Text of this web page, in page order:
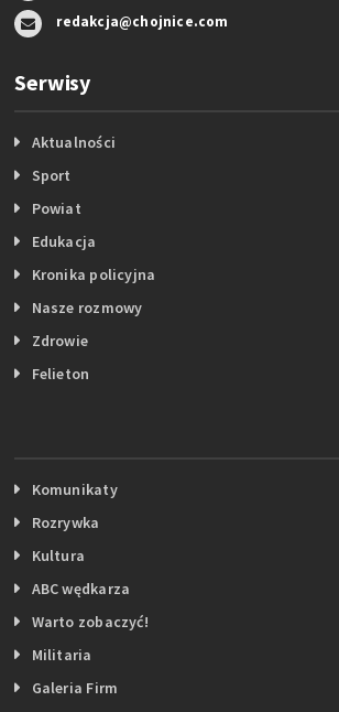
redakcja@chojnice.com
Serwisy
Aktualności
Sport
Powiat
Edukacja
Kronika policyjna
Nasze rozmowy
Zdrowie
Felieton
Komunikaty
Rozrywka
Kultura
ABC wędkarza
Warto zobaczyć!
Militaria
Galeria Firm